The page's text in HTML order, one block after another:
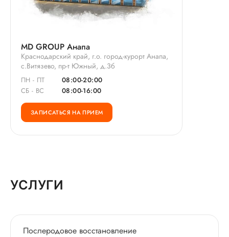
MD GROUP Анапа
Краснодарский край, г.о. город-курорт Анапа,
с.Витязево, пр-т Южный, д.3б
ПН - ПТ
08:00-20:00
СБ - ВС
08:00-16:00
ЗАПИСАТЬСЯ НА ПРИЕМ
УСЛУГИ
Послеродовое восстановление